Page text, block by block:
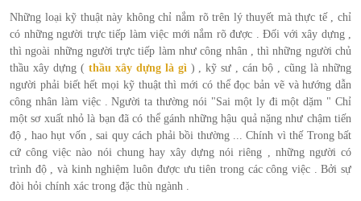
Những loại kỹ thuật này không chỉ nắm rõ trên lý thuyết mà thực tế , chỉ
có những người trực tiếp làm việc mới nắm rõ được . Đối với xây dựng ,
thì ngoài những người trực tiếp làm như công nhân , thì những người chủ
thầu xây dựng ( thầu xây dựng là gì ) , kỹ sư , cán bộ , cũng là những
người phải biết hết mọi kỹ thuật thì mới có thể đọc bản vẽ và hướng dẫn
công nhân làm việc . Người ta thường nói "Sai một ly đi một dặm " Chỉ
một sơ xuất nhỏ là bạn đã có thể gánh những hậu quả nặng như chậm tiến
độ , hao hụt vốn , sai quy cách phải bồi thường ... Chính vì thế Trong bất
cứ công việc nào nói chung hay xây dựng nói riêng , những người có
trình độ , và kinh nghiệm luôn được ưu tiên trong các công việc . Bởi sự
đòi hỏi chính xác trong đặc thù ngành .